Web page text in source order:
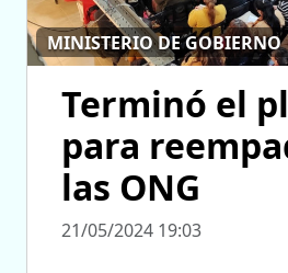
MINISTERIO DE GOBIERNO
Terminó el
para
las ONG
21/05/2024 19:03